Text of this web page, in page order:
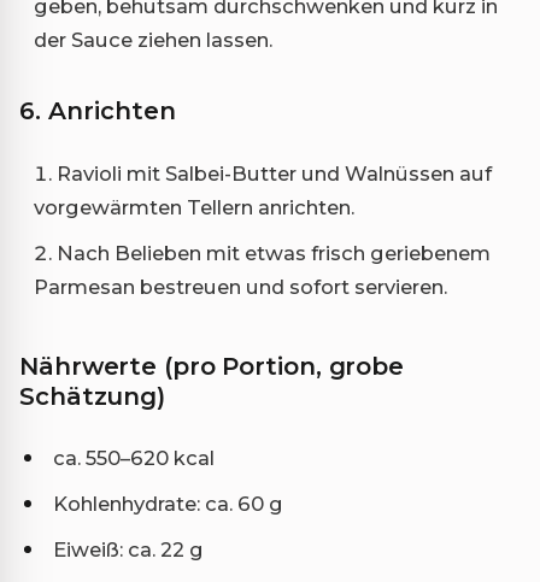
geben, behutsam durchschwenken und kurz in
der Sauce ziehen lassen.
6. Anrichten
Ravioli mit Salbei-Butter und Walnüssen auf
vorgewärmten Tellern anrichten.
Nach Belieben mit etwas frisch geriebenem
Parmesan bestreuen und sofort servieren.
Nährwerte (pro Portion, grobe
Schätzung)
ca. 550–620 kcal
Kohlenhydrate: ca. 60 g
Eiweiß: ca. 22 g